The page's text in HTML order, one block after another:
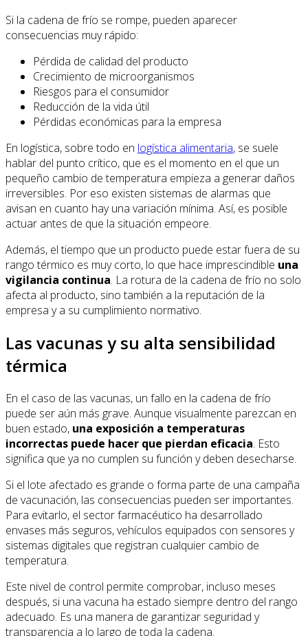
Si la cadena de frío se rompe, pueden aparecer
consecuencias muy rápido:
Pérdida de calidad del producto
Crecimiento de microorganismos
Riesgos para el consumidor
Reducción de la vida útil
Pérdidas económicas para la empresa
En logística, sobre todo en logística alimentaria, se suele
hablar del punto crítico, que es el momento en el que un
pequeño cambio de temperatura empieza a generar daños
irreversibles. Por eso existen sistemas de alarmas que
avisan en cuanto hay una variación mínima. Así, es posible
actuar antes de que la situación empeore.
Además, el tiempo que un producto puede estar fuera de su
rango térmico es muy corto, lo que hace imprescindible una
vigilancia continua. La rotura de la cadena de frío no solo
afecta al producto, sino también a la reputación de la
empresa y a su cumplimiento normativo.
Las vacunas y su alta sensibilidad
térmica
En el caso de las vacunas, un fallo en la cadena de frío
puede ser aún más grave. Aunque visualmente parezcan en
buen estado, una exposición a temperaturas
incorrectas puede hacer que pierdan eficacia. Esto
significa que ya no cumplen su función y deben desecharse.
Si el lote afectado es grande o forma parte de una campaña
de vacunación, las consecuencias pueden ser importantes.
Para evitarlo, el sector farmacéutico ha desarrollado
envases más seguros, vehículos equipados con sensores y
sistemas digitales que registran cualquier cambio de
temperatura.
Este nivel de control permite comprobar, incluso meses
después, si una vacuna ha estado siempre dentro del rango
adecuado. Es una manera de garantizar seguridad y
transparencia a lo largo de toda la cadena.